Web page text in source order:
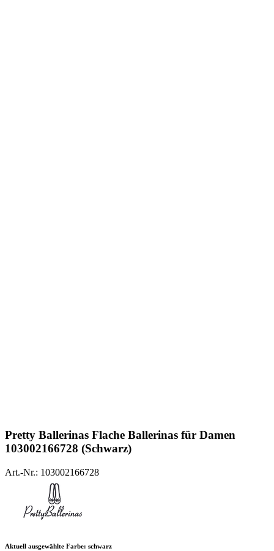
Pretty Ballerinas Flache Ballerinas für Damen
103002166728 (Schwarz)
Art.-Nr.: 103002166728
Aktuell ausgewählte Farbe: schwarz